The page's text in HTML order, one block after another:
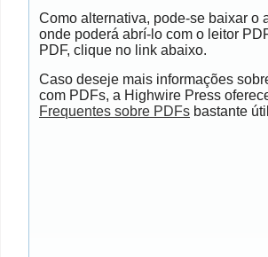
Como alternativa, pode-se baixar o
onde poderá abrí-lo com o leitor
PDF, clique no link abaixo.
Caso deseje mais informações
com PDFs, a Highwire Press
Frequentes sobre PDFs bastante